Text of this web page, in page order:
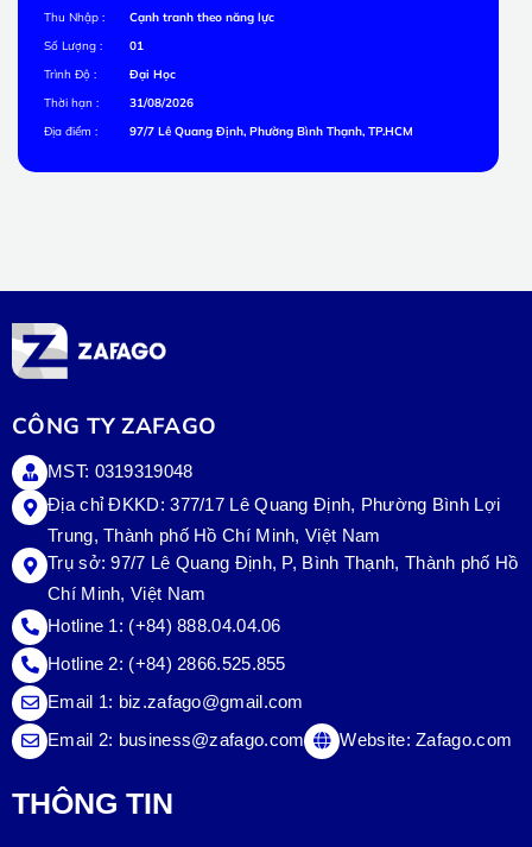
Thu Nhập :
Cạnh tranh theo năng lực
Số Lượng :
01
Trình Độ :
Đại Học
Thời hạn :
31/08/2026
Địa điểm :
97/7 Lê Quang Định, Phường Bình Thạnh, TP.HCM
CÔNG TY ZAFAGO
MST: 0319319048
Địa chỉ ĐKKD: 377/17 Lê Quang Định, Phường Bình Lợi
Trung, Thành phố Hồ Chí Minh, Việt Nam
Trụ sở:97/7 Lê Quang Định, P, Bình Thạnh, Thành phố Hồ
Chí Minh, Việt Nam
Hotline 1: (+84) 888.04.04.06
Hotline 2: (+84) 2866.525.855
Email 1: biz.zafago@gmail.com
Email 2: business@zafago.com Website:Zafago.com
THÔNG TIN